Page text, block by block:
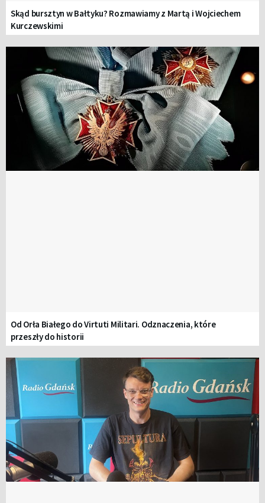
Skąd bursztyn w Bałtyku? Rozmawiamy z Martą i Wojciechem
Kurczewskimi
Od Orła Białego do Virtuti Militari. Odznaczenia, które
przeszły do historii